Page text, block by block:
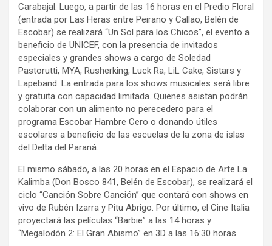
Carabajal. Luego, a partir de las 16 horas en el Predio Floral
(entrada por Las Heras entre Peirano y Callao, Belén de
Escobar) se realizará “Un Sol para los Chicos”, el evento a
beneficio de UNICEF, con la presencia de invitados
especiales y grandes shows a cargo de Soledad
Pastorutti, MYA, Rusherking, Luck Ra, LiL Cake, Sistars y
Lapeband. La entrada para los shows musicales será libre
y gratuita con capacidad limitada. Quienes asistan podrán
colaborar con un alimento no perecedero para el
programa Escobar Hambre Cero o donando útiles
escolares a beneficio de las escuelas de la zona de islas
del Delta del Paraná.
El mismo sábado, a las 20 horas en el Espacio de Arte La
Kalimba (Don Bosco 841, Belén de Escobar), se realizará el
ciclo “Canción Sobre Canción” que contará con shows en
vivo de Rubén Izarra y Pitu Abrigo. Por último, el Cine Italia
proyectará las películas “Barbie” a las 14 horas y
“Megalodón 2: El Gran Abismo” en 3D a las 16:30 horas.